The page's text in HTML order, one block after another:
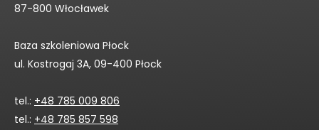
87-800 Włocławek
Baza szkoleniowa Płock
ul. Kostrogaj 3A, 09-400 Płock
tel.: +48 785 009 806
tel.: +48 785 857 598